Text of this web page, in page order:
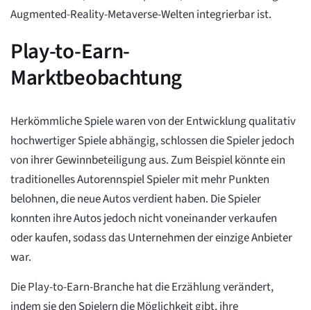
Augmented-Reality-Metaverse-Welten integrierbar ist.
Play-to-Earn-
Marktbeobachtung
Herkömmliche Spiele waren von der Entwicklung qualitativ
hochwertiger Spiele abhängig, schlossen die Spieler jedoch
von ihrer Gewinnbeteiligung aus. Zum Beispiel könnte ein
traditionelles Autorennspiel Spieler mit mehr Punkten
belohnen, die neue Autos verdient haben. Die Spieler
konnten ihre Autos jedoch nicht voneinander verkaufen
oder kaufen, sodass das Unternehmen der einzige Anbieter
war.
Die Play-to-Earn-Branche hat die Erzählung verändert,
indem sie den Spielern die Möglichkeit gibt, ihre